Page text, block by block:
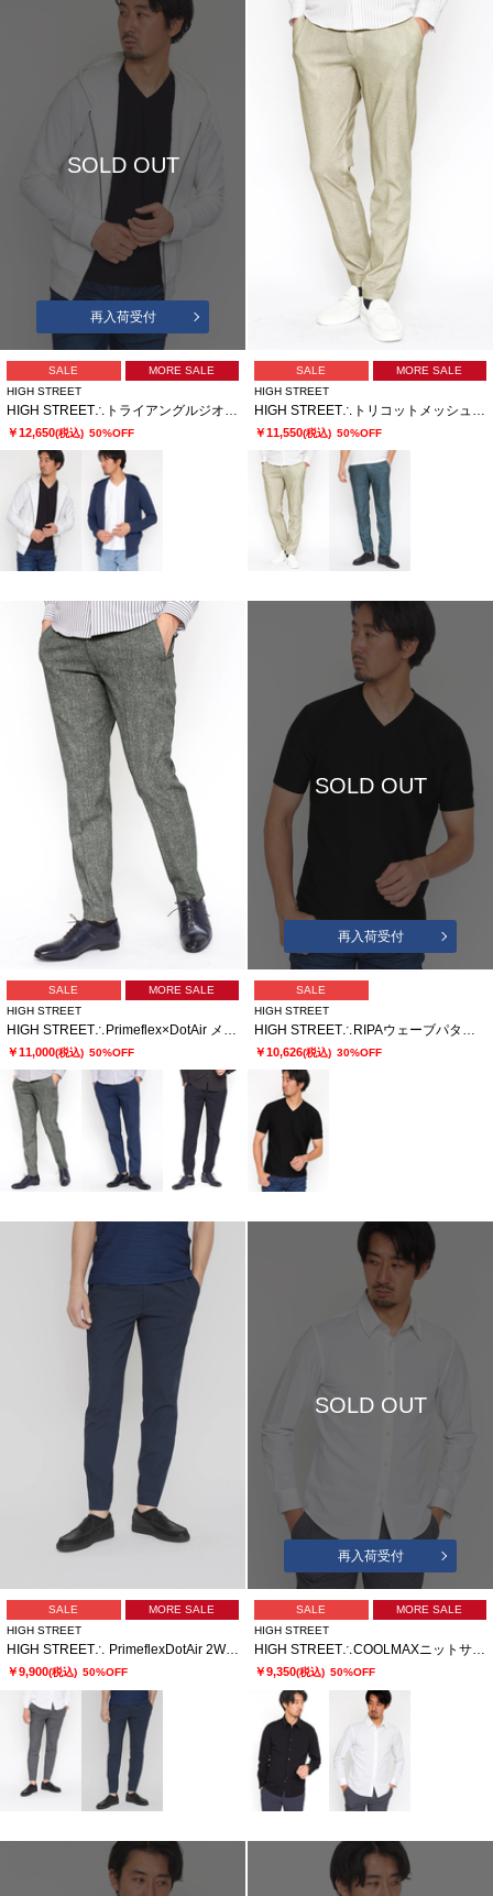
SOLD OUT
再入荷受付
SALE
MORE SALE
HIGH STREET
￥12,650(税込) 50%OFF
SALE
MORE SALE
HIGH STREET
￥11,550(税込) 50%OFF
SALE
MORE SALE
HIGH STREET
HIGH STREET∴Primeflex×DotAir メランジプリントイージーパンツ
￥11,000(税込) 50%OFF
SOLD OUT
再入荷受付
SALE
HIGH STREET
HIGH STREET∴RIPAウェーブパターン半袖Vネックカットソー
￥10,626(税込) 30%OFF
SALE
MORE SALE
HIGH STREET
HIGH STREET∴ PrimeflexDotAir 2WAYストレッチイージーパンツ
￥9,900(税込) 50%OFF
SOLD OUT
再入荷受付
SALE
MORE SALE
HIGH STREET
HIGH STREET∴COOLMAXニットサッカーシャツ
￥9,350(税込) 50%OFF